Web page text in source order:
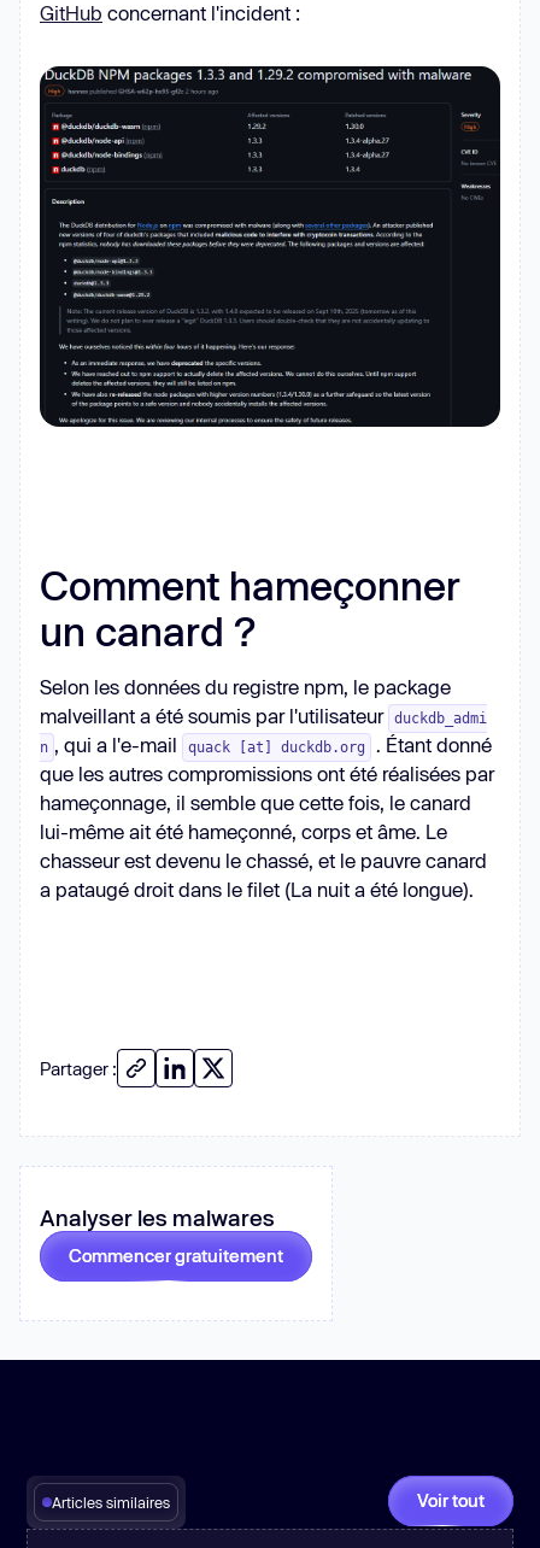
GitHub concernant l'incident :
Comment hameçonner
un canard ?
Selon les données du registre npm, le package
malveillant a été soumis par l'utilisateur duckdb_admi
n , qui a l'e-mail quack [at] duckdb.org
. Étant donné
que les autres compromissions ont été réalisées par
hameçonnage, il semble que cette fois, le canard
lui-même ait été hameçonné, corps et âme. Le
chasseur est devenu le chassé, et le pauvre canard
a pataugé droit dans le filet (La nuit a été longue).
Partager :
Analyser les malwares
Commencer gratuitement
Articles similaires Voir tout